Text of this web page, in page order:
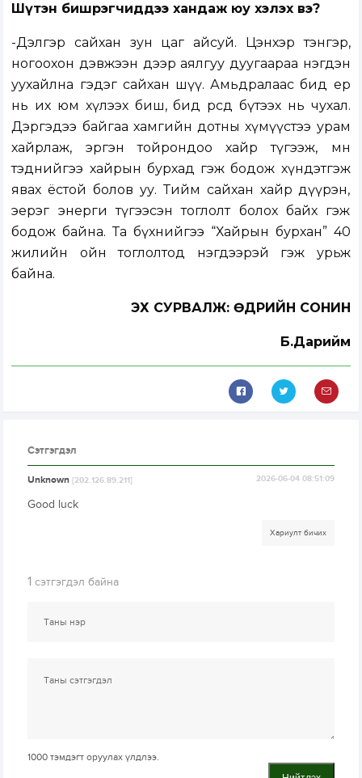
Шүтэн бишрэгчиддээ хандаж юу хэлэх вэ?
-Дэлгэр сайхан зун цаг айсуй. Цэнхэр тэнгэр,
ногоохон дэвжээн дээр аялгуу дуугаараа нэгдэн
уухайлна гэдэг сайхан шүү. Амьдралаас бид ер
нь их юм хүлээх биш, бид өөрсдөө бүтээх нь чухал.
Дэргэдээ байгаа хамгийн дотны хүмүүстээ урам
хайрлаж, эргэн тойрондоо хайр түгээж, мөн
тэднийгээ хайрын бурхад гэж бодож хүндэтгэж
явах ёстой болов уу. Тийм сайхан хайр дүүрэн,
эерэг энерги түгээсэн тоглолт болох байх гэж
бодож байна. Та бүхнийгээ “Хайрын бурхан” 40
жилийн ойн тоглолтод нэгдээрэй гэж урьж
байна.
ЭХ СУРВАЛЖ: ӨДРИЙН СОНИН
Б.Дарийм
Сэтгэгдэл
Unknown[202.126.89.211] 2026-06-04 08:51:09
Good luck
Хариулт бичих
1 сэтгэгдэл байна
1000 тэмдэгт оруулах үлдлээ.